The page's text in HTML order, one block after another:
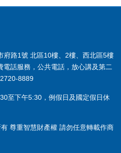
府路1號 北區10樓、2樓、西北區5樓
電話服務，公共電話，放心講及第二
8889
至下午5:30，例假日及國定假日休
尊重智慧財產權 請勿任意轉載作商